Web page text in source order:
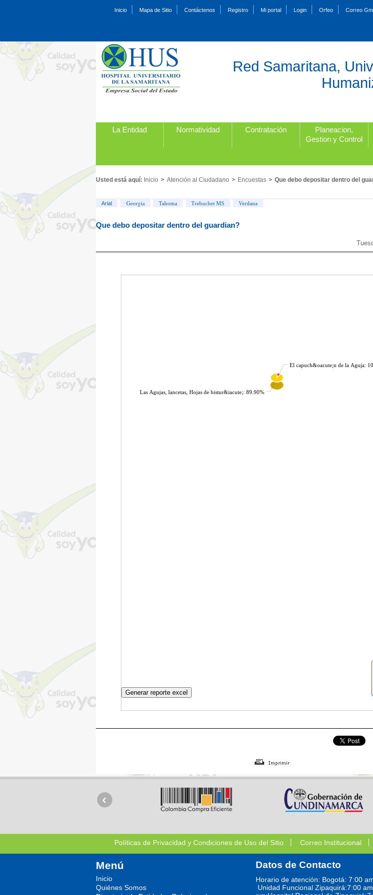
Inicio Mapa de Sitio Contáctenos Registro Mi portal Login Orfeo Correo
Red Samaritana,
La Entidad Normatividad Contratación
Planeacion,
Gestion y Control
Usted está aquí: Inicio > Atención al Ciudadano > Encuestas > Que debo depositar dentro del
Arial Georgia Tahoma Trebuchet MS Verdana
Que debo depositar dentro del guardian?
El capuch&oacute;n de la Aguja:
Las Agujas, lancetas, Hojas de bistur&iacute;: 89.90%
Políticas de Privacidad y Condiciones de Uso del Sitio Correo Institucional
Menú
Inicio
Quiénes Somos
Datos de Contacto
Horario de atención: Bogotá: 7:00
Unidad Funcional Zipaquirá:7:00